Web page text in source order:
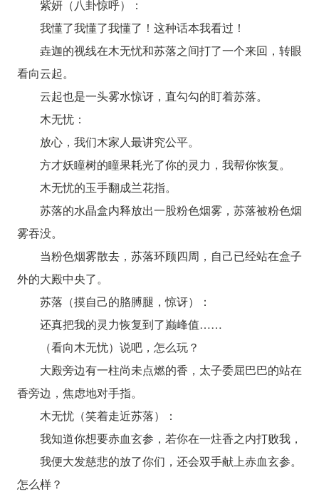
紫妍（八卦惊呼）：
我懂了我懂了我懂了！这种话本我看过！
垚迦的视线在木无忧和苏落之间打了一个来回，转眼
看向云起。
云起也是一头雾水惊讶，直勾勾的盯着苏落。
木无忧：
放心，我们木家人最讲究公平。
方才妖瞳树的瞳果耗光了你的灵力，我帮你恢复。
木无忧的玉手翻成兰花指。
苏落的水晶盒内释放出一股粉色烟雾，苏落被粉色烟
雾吞没。
当粉色烟雾散去，苏落环顾四周，自己已经站在盒子
外的大殿中央了。
苏落（摸自己的胳膊腿，惊讶）：
还真把我的灵力恢复到了巅峰值……
（看向木无忧）说吧，怎么玩？
大殿旁边有一柱尚未点燃的香，太子委屈巴巴的站在
香旁边，焦虑地对手指。
木无忧（笑着走近苏落）：
我知道你想要赤血玄参，若你在一炷香之内打败我，
我便大发慈悲的放了你们，还会双手献上赤血玄参。
怎么样？